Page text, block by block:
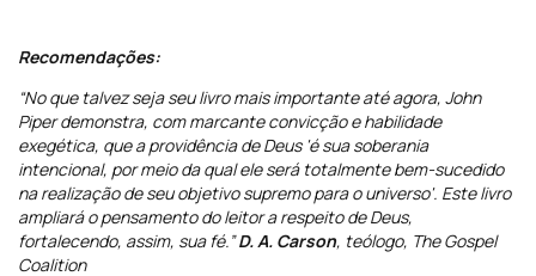
Recomendações:
“No que talvez seja seu livro mais importante até agora, John
Piper demonstra, com marcante convicção e habilidade
exegética, que a providência de Deus 'é sua soberania
intencional, por meio da qual ele será totalmente bem-sucedido
na realização de seu objetivo supremo para o universo'. Este livro
ampliará o pensamento do leitor a respeito de Deus,
fortalecendo, assim, sua fé.”D. A. Carson, teólogo, The Gospel
Coalition